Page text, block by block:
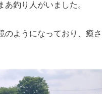
釣り人がいました。
のようになっており、癒さ